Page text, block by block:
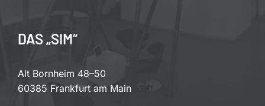
DAS „SIM“
Alt Bornheim 48–50
60385 Frankfurt am Main